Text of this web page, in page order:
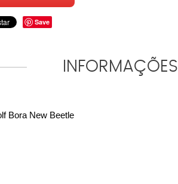
Save
INFORMAÇÕES
Bora New Beetle